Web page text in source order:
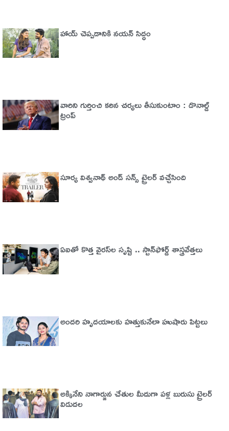
హాయ్ చెప్పడానికి నయన్ సిద్ధం
వారిని గుర్తించి కఠిన చర్యలు తీసుకుంటాం : డొనాల్డ్
ట్రంప్
సూర్య విశ్వనాథ్ అండ్ సన్స్ ట్రైలర్ వచ్చేసింది
ఏఐతో కొత్త వైరస్‌ల సృష్టి .. స్టాన్‌ఫోర్డ్‌ శాస్త్రవేత్తలు
అందరి హృదయాలకు హత్తుకునేలా హుషారు పిట్టలు
అక్కినేని నాగార్జున చేతుల మీదుగా పళ్ల బురుసు ట్రైలర్‌
విడుదల